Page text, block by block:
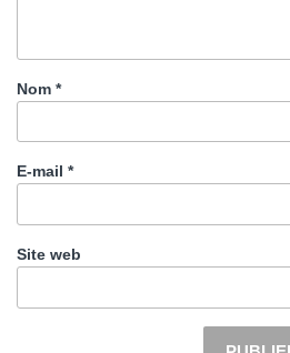
Nom *
E-mail *
Site web